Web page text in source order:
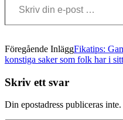
Föregående InläggFikatips:
konstiga saker som folk har i
Skriv ett svar
Din epostadress publiceras inte.